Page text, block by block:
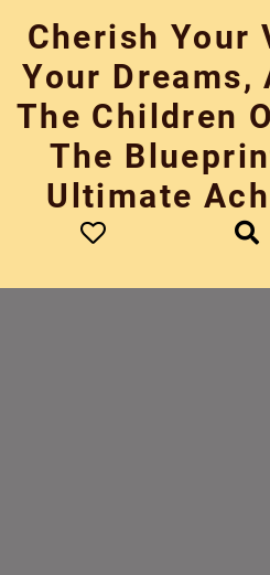
content
Cherish Your
Your Dreams,
The Children
The
Ultimate